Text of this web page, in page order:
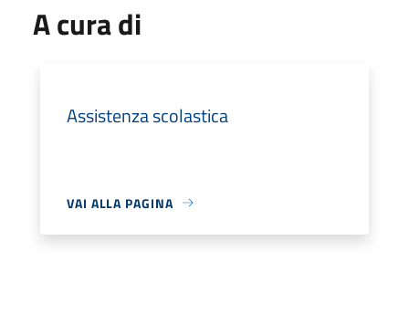
A cura di
Assistenza scolastica
VAI ALLA PAGINA